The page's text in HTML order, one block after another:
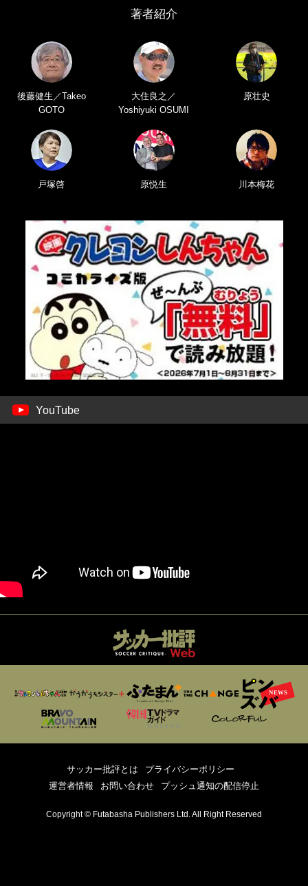
著者紹介
後藤健生／Takeo
GOTO
大住良之／
Yoshiyuki OSUMI
原壮史
戸塚啓 原悦生 川本梅花
YouTube
サッカー批評とは
プライバシーポリシー
運営者情報
お問い合わせ プッシュ通知の配信停止
Copyright © Futabasha Publishers Ltd. All Right Reserved